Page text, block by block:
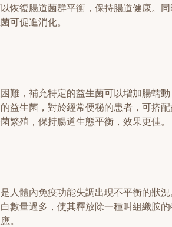
恢復腸道菌群平衡，保持腸道健康。
可促進消化。
難，補充特定的益生菌可以增加腸蠕
益生菌，對於經常便秘的患者，可搭
繁殖，保持腸道生態平衡，效果更佳。
人體內免疫功能失調出現不平衡的狀
數量過多，使其釋放除一種叫組織胺
。